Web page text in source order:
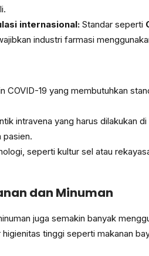
internasional: Standar seperti
industri farmasi
COVID-19 yang membutuhkan
intravena yang harus dilakukan
pasien.
seperti kultur sel atau
dan Minuman
juga semakin banyak
tinggi seperti makanan